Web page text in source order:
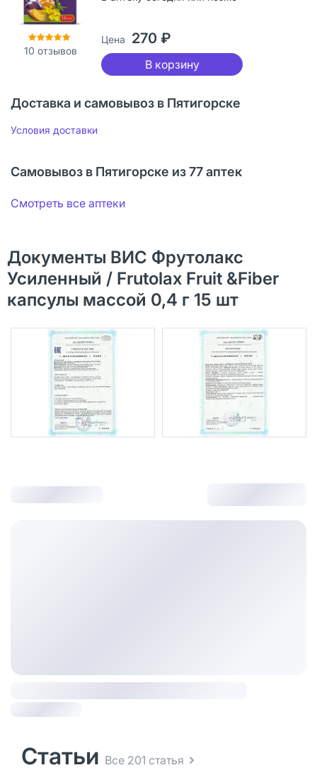
10 отзывов
Цена 270 ₽
В корзину
Доставка и самовывоз в Пятигорске
Условия доставки
Самовывоз в Пятигорске из 77 аптек
Смотреть все аптеки
Документы ВИС Фрутолакс
Усиленный / Frutolax Fruit &Fiber
капсулы массой 0,4 г 15 шт
Статьи Все 201 статья